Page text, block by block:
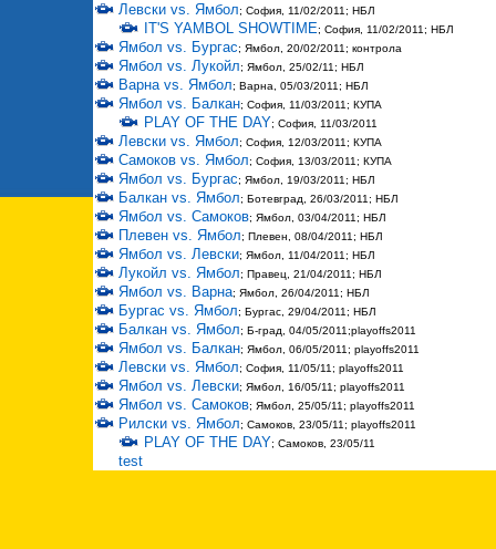
Левски vs. Ямбол; София, 11/02/2011; НБЛ
IT'S YAMBOL SHOWTIME; София, 11/02/2011; НБЛ
Ямбол vs. Бургас; Ямбол, 20/02/2011; контрола
Ямбол vs. Лукойл; Ямбол, 25/02/11; НБЛ
Варна vs. Ямбол; Варна, 05/03/2011; НБЛ
Ямбол vs. Балкан; София, 11/03/2011; КУПА
PLAY OF THE DAY; София, 11/03/2011
Левски vs. Ямбол; София, 12/03/2011; КУПА
Самоков vs. Ямбол; София, 13/03/2011; КУПА
Ямбол vs. Бургас; Ямбол, 19/03/2011; НБЛ
Балкан vs. Ямбол; Ботевград, 26/03/2011; НБЛ
Ямбол vs. Самоков; Ямбол, 03/04/2011; НБЛ
Плевен vs. Ямбол; Плевен, 08/04/2011; НБЛ
Ямбол vs. Левски; Ямбол, 11/04/2011; НБЛ
Лукойл vs. Ямбол; Правец, 21/04/2011; НБЛ
Ямбол vs. Варна; Ямбол, 26/04/2011; НБЛ
Бургас vs. Ямбол; Бургас, 29/04/2011; НБЛ
Балкан vs. Ямбол; Б-град, 04/05/2011;playoffs2011
Ямбол vs. Балкан; Ямбол, 06/05/2011; playoffs2011
Левски vs. Ямбол; София, 11/05/11; playoffs2011
Ямбол vs. Левски; Ямбол, 16/05/11; playoffs2011
Ямбол vs. Самоков; Ямбол, 25/05/11; playoffs2011
Рилски vs. Ямбол; Самоков, 23/05/11; playoffs2011
PLAY OF THE DAY; Самоков, 23/05/11
test